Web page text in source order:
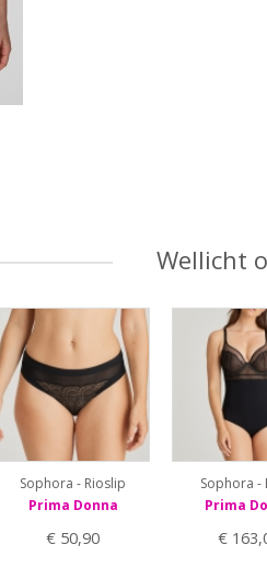
Wellicht
Sophora - Rioslip
Prima Donna
€ 50,90
Sophora -
Prima
€